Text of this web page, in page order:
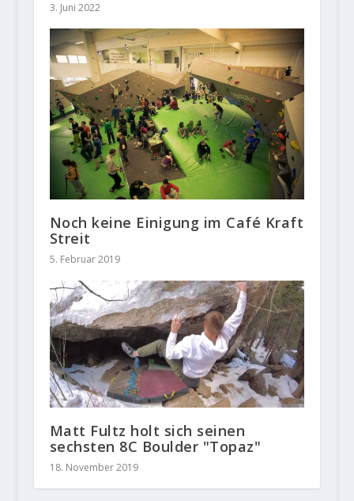
3. Juni 2022
Noch keine Einigung im Café Kraft
Streit
5. Februar 2019
Matt Fultz holt sich seinen
sechsten 8C Boulder "Topaz"
18. November 2019